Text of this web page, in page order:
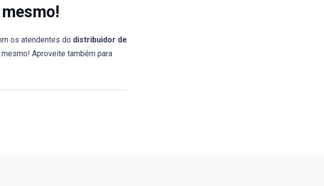
os atendentes do distribuidor de
Aproveite também para